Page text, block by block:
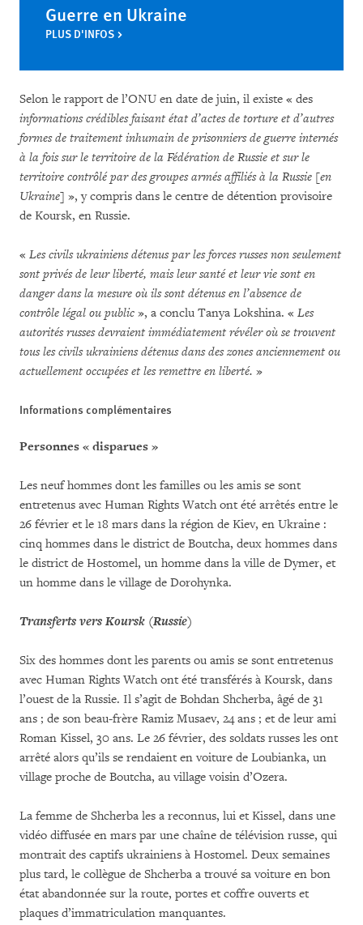
Guerre en Ukraine
PLUS D'INFOS
Selon le rapport de l’ONU en date de juin, il existe « des
informations crédibles faisant état d’actes de torture et d’autres
formes de traitement inhumain de prisonniers de guerre internés
à la fois sur le territoire de la Fédération de Russie et sur le
territoire contrôlé par des groupes armés affiliés à la Russie [en
Ukraine] », y compris dans le centre de détention provisoire
de Koursk, en Russie.
« Les civils ukrainiens détenus par les forces russes non seulement
sont privés de leur liberté, mais leur santé et leur vie sont en
danger dans la mesure où ils sont détenus en l’absence de
contrôle légal ou public », a conclu Tanya Lokshina. « Les
autorités russes devraient immédiatement révéler où se trouvent
tous les civils ukrainiens détenus dans des zones anciennement ou
actuellement occupées et les remettre en liberté. »
Informations complémentaires
Personnes « disparues »
Les neuf hommes dont les familles ou les amis se sont
entretenus avec Human Rights Watch ont été arrêtés entre le
26 février et le 18 mars dans la région de Kiev, en Ukraine :
cinq hommes dans le district de Boutcha, deux hommes dans
le district de Hostomel, un homme dans la ville de Dymer, et
un homme dans le village de Dorohynka.
Transferts vers Koursk (Russie)
Six des hommes dont les parents ou amis se sont entretenus
avec Human Rights Watch ont été transférés à Koursk, dans
l’ouest de la Russie. Il s’agit de Bohdan Shcherba, âgé de 31
ans ; de son beau-frère Ramiz Musaev, 24 ans ; et de leur ami
Roman Kissel, 30 ans. Le 26 février, des soldats russes les ont
arrêté alors qu’ils se rendaient en voiture de Loubianka, un
village proche de Boutcha, au village voisin d’Ozera.
La femme de Shcherba les a reconnus, lui et Kissel, dans une
vidéo diffusée en mars par une chaîne de télévision russe, qui
montrait des captifs ukrainiens à Hostomel. Deux semaines
plus tard, le collègue de Shcherba a trouvé sa voiture en bon
état abandonnée sur la route, portes et coffre ouverts et
plaques d’immatriculation manquantes.